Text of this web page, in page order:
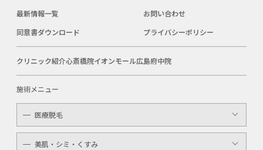
最新情報一覧
お問い合わせ
同意書ダウンロード
プライバシーポリシー
クリニック紹介心斎橋院イオンモール広島府中院
施術メニュー
医療脱毛
レディース
美肌・シミ・くすみ